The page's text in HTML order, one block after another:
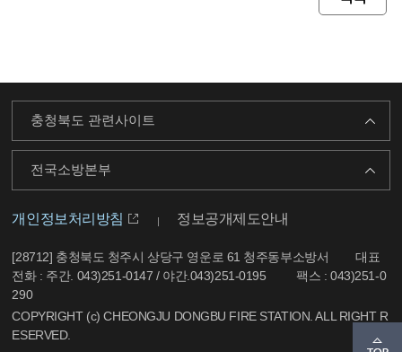
충청북도 관련사이트
전국소방본부
개인정보처리방침 정보공개제도안내
[28712] 충청북도 청주시 상당구 영운로 61 청주동부소방서
대표
전화 : 주간. 043)251-0147 / 야간.043)251-0195
팩스 : 043)251-0
290
COPYRIGHT (c) CHEONGJU DONGBU FIRE STATION. ALL RIGHT R
ESERVED.